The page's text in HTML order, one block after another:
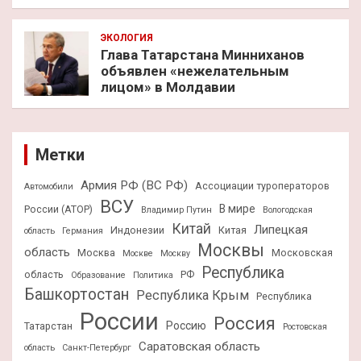
ЭКОЛОГИЯ
Глава Татарстана Минниханов
объявлен «нежелательным
лицом» в Молдавии
Метки
Автомобили Армия РФ (ВС РФ)
Ассоциации туроператоров
России (АТОР)
ВСУ Владимир Путин В мире
Вологодская
область
Германия Индонезии Китай Китая
Липецкая
область
Москва Москве Москву Москвы
Московская
область
Образование Политика РФ
Республика
Башкортостан Республика Крым Республика
Татарстан России Россию Россия
Ростовская
область
Санкт-Петербург Саратовская область